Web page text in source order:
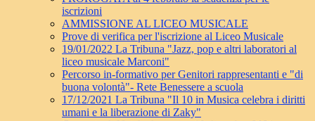
iscrizioni
AMMISSIONE AL LICEO MUSICALE
Prove di verifica per l'iscrizione al Liceo Musicale
19/01/2022 La Tribuna "Jazz, pop e altri laboratori al
liceo musicale Marconi"
Percorso in-formativo per Genitori rappresentanti e "di
buona volontà"- Rete Benessere a scuola
17/12/2021 La Tribuna "Il 10 in Musica celebra i diritti
umani e la liberazione di Zaky"